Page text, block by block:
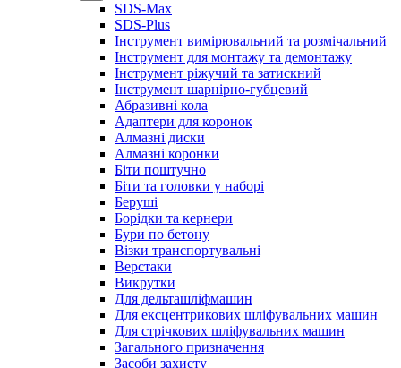
SDS-Max
SDS-Plus
Інструмент вимірювальний та розмічальний
Інструмент для монтажу та демонтажу
Інструмент ріжучий та затискний
Інструмент шарнірно-губцевий
Абразивні кола
Адаптери для коронок
Алмазні диски
Алмазні коронки
Біти поштучно
Біти та головки у наборі
Беруші
Борідки та кернери
Бури по бетону
Візки транспортувальні
Верстаки
Викрутки
Для дельташліфмашин
Для ексцентрикових шліфувальних машин
Для стрічкових шліфувальних машин
Загального призначення
Засоби захисту